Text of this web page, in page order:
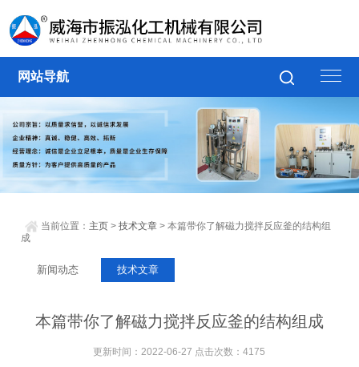
网站导航
当前位置： 主页 >技术文章 > 本篇带你了解磁力搅拌反应釜的结构组
成
新闻动态 技术文章
本篇带你了解磁力搅拌反应釜的结构组成
更新时间：2022-06-27 点击次数：4175